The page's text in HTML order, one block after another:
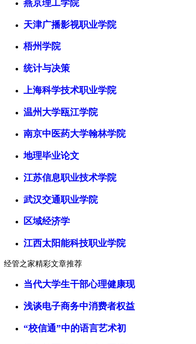
燕京理工学院
天津广播影视职业学院
梧州学院
统计与决策
上海科学技术职业学院
温州大学瓯江学院
南京中医药大学翰林学院
地理毕业论文
江苏信息职业技术学院
武汉交通职业学院
区域经济学
江西太阳能科技职业学院
经管之家精彩文章推荐
当代大学生干部心理健康现
浅谈电子商务中消费者权益
“校信通”中的语言艺术初